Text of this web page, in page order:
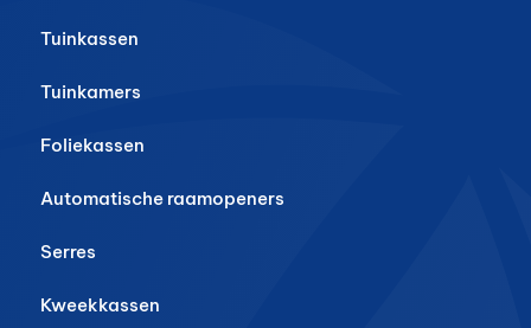
Tuinkassen
Tuinkamers
Foliekassen
Automatische raamopeners
Serres
Kweekkassen